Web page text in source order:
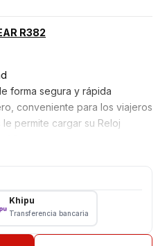
R382
forma segura y rápida
conveniente para los viajeros
permite cargar su Reloj
Live R382.
Khipu
Transferencia bancaria